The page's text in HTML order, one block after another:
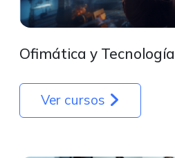
Ofimática y Tecnología
Ver cursos